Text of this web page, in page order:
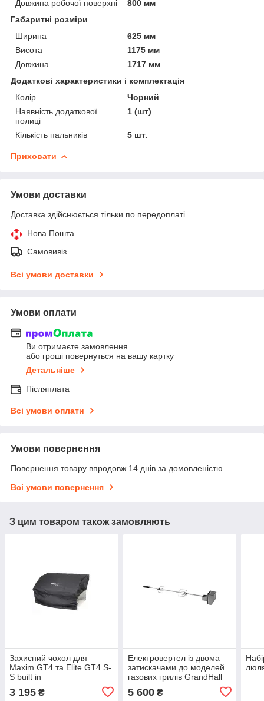
Довжина робочої поверхні
800 мм
Габаритні розміри
Ширина
625 мм
Висота
1175 мм
Довжина
1717 мм
Додаткові характеристики і комплектація
Колір
Чорний
Наявність додаткової
полиці
1 (шт)
Кількість пальників 5 шт.
Приховати
Умови доставки
Доставка здійснюється тільки по передоплаті.
Нова Пошта
Самовивіз
Всі умови доставки
Умови оплати
Ви отримаєте замовлення
або гроші повернуться на вашу картку
Детальніше
Післяплата
Всі умови оплати
Умови повернення
Повернення товару впродовж 14 днів за домовленістю
Всі умови повернення
З цим товаром також замовляють
Захисний чохол для
Maxim GT4 та Elite GT4 S-
S built in
3 195 ₴
Електровертел із двома
затискачами до моделей
газових грилів GrandHall
Maxim GT4, Premium GT3,
Elite GT4
5 600₴